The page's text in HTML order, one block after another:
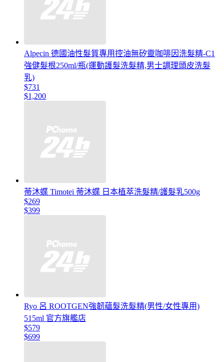
Alpecin 德國油性髮質專用控油無矽靈咖啡因洗髮精-C1
強健髮根250ml/瓶(運動護髮洗髮精,男士調理頭皮洗髮
乳)
$731
$1,200
蒂沐蝶 Timotei 蒂沐蝶 日本植萃洗髮精/護髮乳500g
$269
$399
Ryo 呂 ROOTGEN強韌蘊髮洗髮精(男性/女性專用)
515ml 官方旗艦店
$579
$699